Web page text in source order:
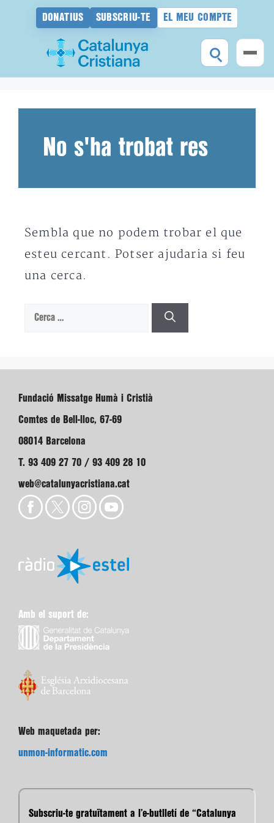
DONATIUS SUBSCRIU-TE EL MEU COMPTE
No s'ha trobat res
Sembla que no podem trobar el que
esteu cercant. Potser ajudaria si feu
una cerca.
Cerca:
Fundació Missatge Humà i Cristià
Comtes de Bell-lloc, 67-69
08014 Barcelona
T. 93 409 27 70 / 93 409 28 10
web@catalunyacristiana.cat
Amb el suport de:
Web maquetada per:
unmon-informatic.com
Subscriu-te gratuïtament a l’e-butlletí de “Catalunya